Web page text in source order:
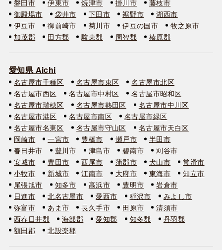
磐田市
伊東市 焼津市 掛川市
藤枝市
御殿場市
袋井市 下田市 裾野市
湖西市
伊豆市
御前崎市 菊川市 伊豆の国市
牧之原市
加茂郡
田方郡 駿東郡 周智郡 榛原郡
愛知県 Aichi
名古屋市千種区 名古屋市東区
名古屋市北区
名古屋市西区
名古屋市中村区
名古屋市昭和区
名古屋市瑞穂区
名古屋市熱田区
名古屋市中川区
名古屋市港区
名古屋市南区
名古屋市緑区
名古屋市名東区
名古屋市守山区
名古屋市天白区
岡崎市
一宮市 豊橋市 瀬戸市
半田市
春日井市
豊川市 津島市 碧南市
刈谷市
安城市
豊田市 西尾市 蒲郡市 犬山市
常滑市
小牧市
新城市 江南市 大府市 東海市
知立市
尾張旭市
知多市 高浜市 豊明市
岩倉市
日進市
北名古屋市 愛西市 稲沢市
みよし市
弥富市
あま市 長久手市 田原市
清須市
西春日井郡
海部郡 愛知郡 知多郡
丹羽郡
額田郡
北設楽郡